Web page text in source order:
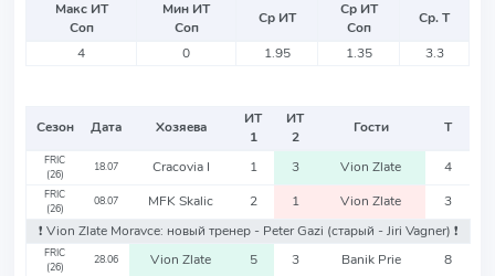
Макс ИТ
Соп
Мин ИТ
Соп
Ср ИТ
Ср ИТ
Соп
Ср. Т
4
0 1.95 1.35 3.3
Сезон Дата Хозяева
ИТ
1
ИТ
2
Гости Т
FRIC
(26)
18.07 Cracovia I 1 3 Vion Zlate 4
FRIC
(26)
08.07 MFK Skalic 2 1 Vion Zlate
3
❗️ Vion Zlate Moravce: новый тренер - Peter Gazi (старый - Jiri Vagner) ❗️
FRIC
(26)
28.06 Vion Zlate 5 3 Banik Prie 8